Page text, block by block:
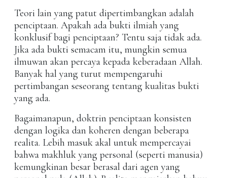
Teori lain yang patut dipertimbangkan adalah
penciptaan. Apakah ada bukti ilmiah yang
konklusif bagi penciptaan? Tentu saja tidak ada.
Jika ada bukti semacam itu, mungkin semua
ilmuwan akan percaya kepada keberadaan Allah.
Banyak hal yang turut mempengaruhi
pertimbangan seseorang tentang kualitas bukti
yang ada.
Bagaimanapun, doktrin penciptaan konsisten
dengan logika dan koheren dengan beberapa
realita. Lebih masuk akal untuk mempercayai
bahwa makhluk yang personal (seperti manusia)
kemungkinan besar berasal dari agen yang